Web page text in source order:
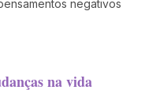
negativos
na vida